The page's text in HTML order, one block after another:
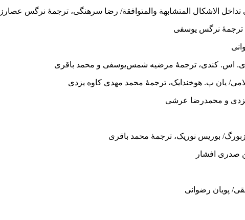
الاشکال المتشابهة والمتوافقة/ رضا سرهنگی، ترجمۀ نرگس
ترجمۀ نرگس یوسفی
رضوانی
ای. اس. کندی، ترجمۀ مرضیه شمس‌یوسفی و محمد باقری
یان پ. هوخندایک، ترجمۀ محمد مهدی کاوه یزدی
یزدی و محمدرضا عرشی
بوریس نوریک، ترجمۀ محمد باقری
صدری افشار
پویان رضوانی